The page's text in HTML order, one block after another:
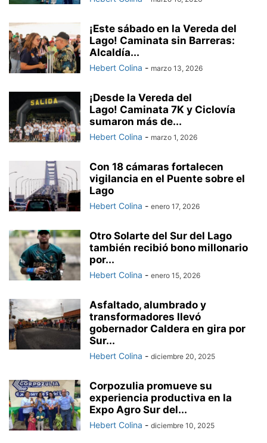
¡Este sábado en la Vereda del
Lago! ‎Caminata sin Barreras:
Alcaldía...
Hebert Colina - marzo 13, 2026
¡Desde la Vereda del
Lago! Caminata 7K y Ciclovía
sumaron más de...
Hebert Colina - marzo 1, 2026
Con 18 cámaras fortalecen
vigilancia en el Puente sobre el
Lago
Hebert Colina - enero 17, 2026
Otro Solarte del Sur del Lago
también recibió bono millonario
por...
Hebert Colina - enero 15, 2026
Asfaltado, alumbrado y
transformadores llevó
gobernador Caldera en gira por
Sur...
Hebert Colina - diciembre 20, 2025
Corpozulia promueve su
experiencia productiva en la
Expo Agro Sur del...
Hebert Colina - diciembre 10, 2025